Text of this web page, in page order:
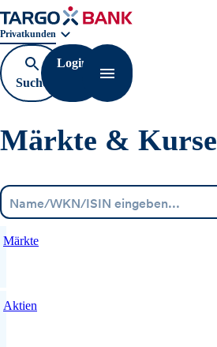
Geschäftsbereichnavigation. Aktuelle Auswahl:
Privatkunden
Suche
öffnen
Login
Navigation öffnen
Märkte & Kurse
Märkte
Aktien